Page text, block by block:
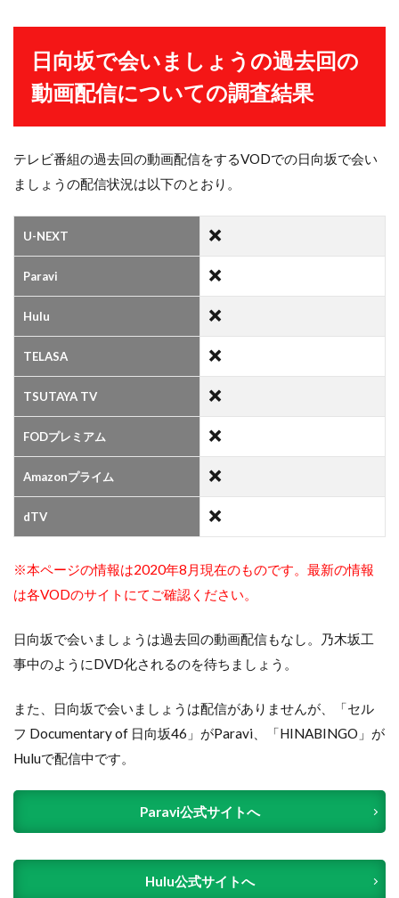
日向坂で会いましょうの過去回の
動画配信についての調査結果
テレビ番組の過去回の動画配信をするVODでの日向坂で会い
ましょうの配信状況は以下のとおり。
U-NEXT
Paravi
Hulu
TELASA
TSUTAYA TV
FODプレミアム
Amazonプライム
dTV
※本ページの情報は2020年8月現在のものです。最新の情報
は各VODのサイトにてご確認ください。
日向坂で会いましょうは過去回の動画配信もなし。乃木坂工
事中のようにDVD化されるのを待ちましょう。
また、日向坂で会いましょうは配信がありませんが、「セル
フ Documentary of 日向坂46」がParavi、「HINABINGO」が
Huluで配信中です。
Paravi公式サイトへ
Hulu公式サイトへ